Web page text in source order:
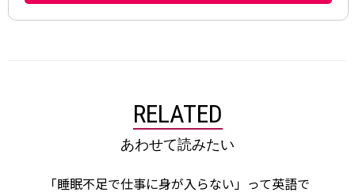
RELATED
あわせて読みたい
「睡眠不足で仕事に身が入らない」って英語で